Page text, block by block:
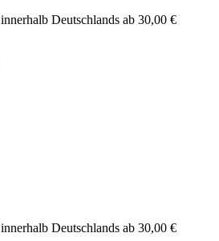
innerhalb Deutschlands ab 30,00 €
innerhalb Deutschlands ab 30,00 €